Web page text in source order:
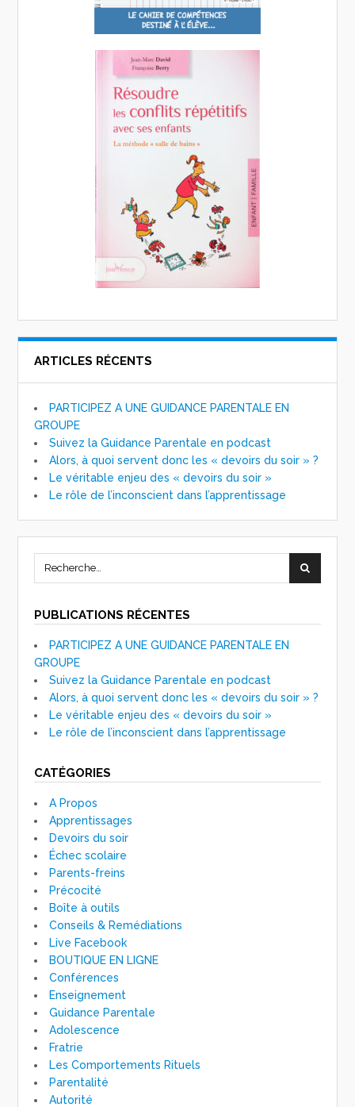
ARTICLES RÉCENTS
PARTICIPEZ A UNE GUIDANCE PARENTALE EN
GROUPE
Suivez la Guidance Parentale en podcast
Alors, à quoi servent donc les « devoirs du soir » ?
Le véritable enjeu des « devoirs du soir »
Le rôle de l’inconscient dans l’apprentissage
PUBLICATIONS RÉCENTES
PARTICIPEZ A UNE GUIDANCE PARENTALE EN
GROUPE
Suivez la Guidance Parentale en podcast
Alors, à quoi servent donc les « devoirs du soir » ?
Le véritable enjeu des « devoirs du soir »
Le rôle de l’inconscient dans l’apprentissage
CATÉGORIES
A Propos
Apprentissages
Devoirs du soir
Échec scolaire
Parents-freins
Précocité
Boîte à outils
Conseils & Remédiations
Live Facebook
BOUTIQUE EN LIGNE
Conférences
Enseignement
Guidance Parentale
Adolescence
Fratrie
Les Comportements Rituels
Parentalité
Autorité